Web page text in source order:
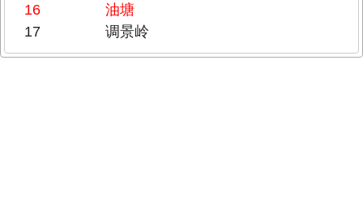
16
油塘
17
调景岭